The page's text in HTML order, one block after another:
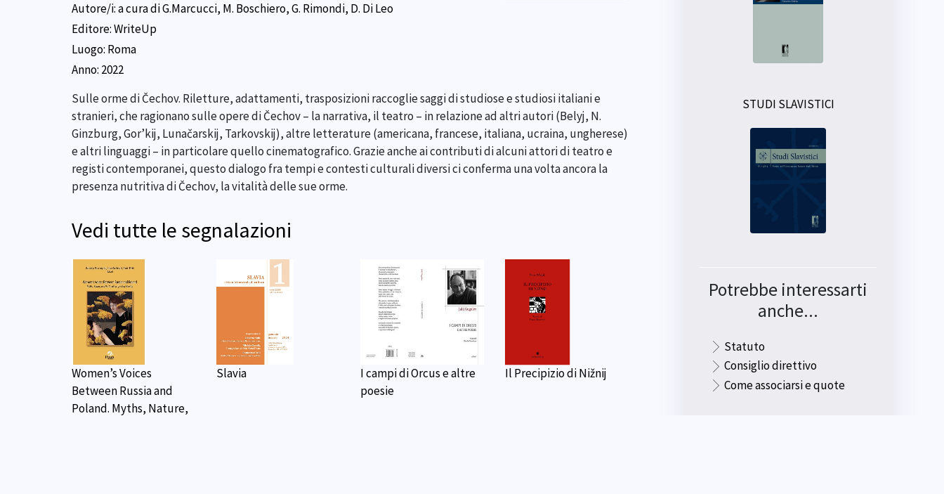
Autore/i:a cura di G.Marcucci, M. Boschiero, G. Rimondi, D. Di Leo
Editore:WriteUp
Luogo: Roma
Anno: 2022
Sulle orme di Čechov. Riletture, adattamenti, trasposizioni raccoglie saggi di studiose e studiosi italiani e
stranieri, che ragionano sulle opere di Čechov – la narrativa, il teatro – in relazione ad altri autori (Belyj, N.
Ginzburg, Gor’kij, Lunačarskij, Tarkovskij), altre letterature (americana, francese, italiana, ucraina, ungherese)
e altri linguaggi – in particolare quello cinematografico. Grazie anche ai contributi di alcuni attori di teatro e
registi contemporanei, questo dialogo fra tempi e contesti culturali diversi ci conferma una volta ancora la
presenza nutritiva di Čechov, la vitalità delle sue orme.
Vedi tutte le segnalazioni
Women’s Voices
Between Russia and
Poland. Myths, Nature,
Slavia
I campi di Orcus e altre
poesie
Il Precipizio di Nižnij
STUDI SLAVISTICI
Potrebbe interessarti
anche...
Statuto
Consiglio direttivo
Come associarsi e quote